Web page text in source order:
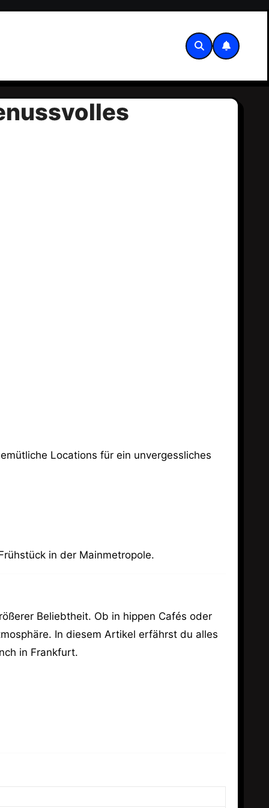
in der Mainmetropole.
Beliebtheit. Ob in hippen Cafés oder
In diesem Artikel erfährst du alles
in Frankfurt.